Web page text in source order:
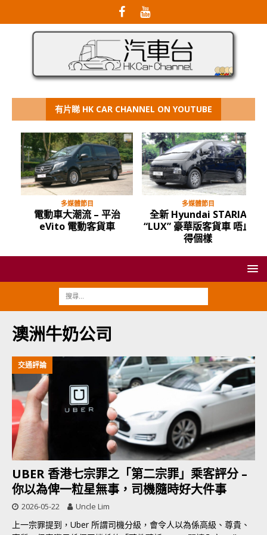
有片睇 HK CAR CHANNEL ON YOUTUBE
多媒體節目
電動車大潮流 – 平治
eVito 電動客貨車
多媒體節目
全新 Hyundai STARIA
“LUX” 豪華版客貨車 唔止
得個樣
澳洲牛奶公司
交通評論
UBER 香港七宗罪之「第二宗罪」乘客評分 –
你以為俾一粒星無事，司機隨時好大件事
2026-05-22 Uncle Lim
上一宗罪提到，Uber 所謂司機分級，會令人以為係高級、尊貴、